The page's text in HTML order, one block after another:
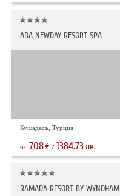
ADA NEWDAY RESORT SPA
Кушадасъ, Турция
от: 708€/ 1384.73лв.
RAMADA RESORT BY WYNDHAM